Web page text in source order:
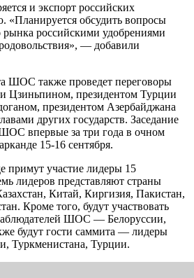
и экспорт российских
«Планируется обсудить вопросы
российскими удобрениями
— добавили
ШОС также проведет переговоры
Цзиньпином, президентом Турции
президентом Азербайджана
других государств. Заседание
ШОС впервые за три года в очном
15-16 сентября.
примут участие лидеры 15
лидеров представляют страны
Китай, Киргизия, Пакистан,
Кроме того, будут участвовать
ШОС — Белоруссии,
будут гости саммита — лидеры
Туркменистана, Турции.